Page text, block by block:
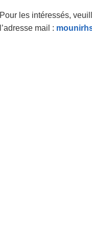
Pour les intéressés,
l’adresse mail :